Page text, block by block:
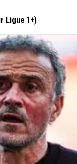
Ligue 1+)